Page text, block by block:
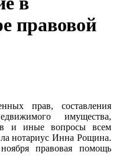
правовой
прав, составления
имущества,
и иные вопросы всем
нотариус Инна Рощина.
правовая помощь